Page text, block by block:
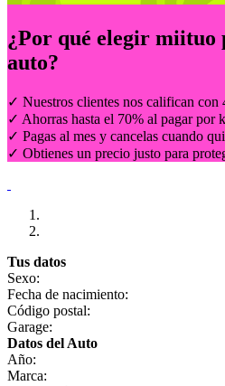
¿Por qué elegir miituo
auto?
✓ Nuestros clientes nos califican con
✓ Ahorras hasta el 70% al pagar por
✓ Pagas al mes y cancelas cuando
✓ Obtienes un precio justo para
Tus datos
Sexo:
Fecha de nacimiento:
Código postal:
Garage:
Datos del Auto
Año:
Marca: